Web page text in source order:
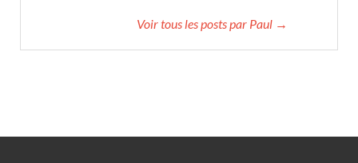
Voir tous les posts par Paul →